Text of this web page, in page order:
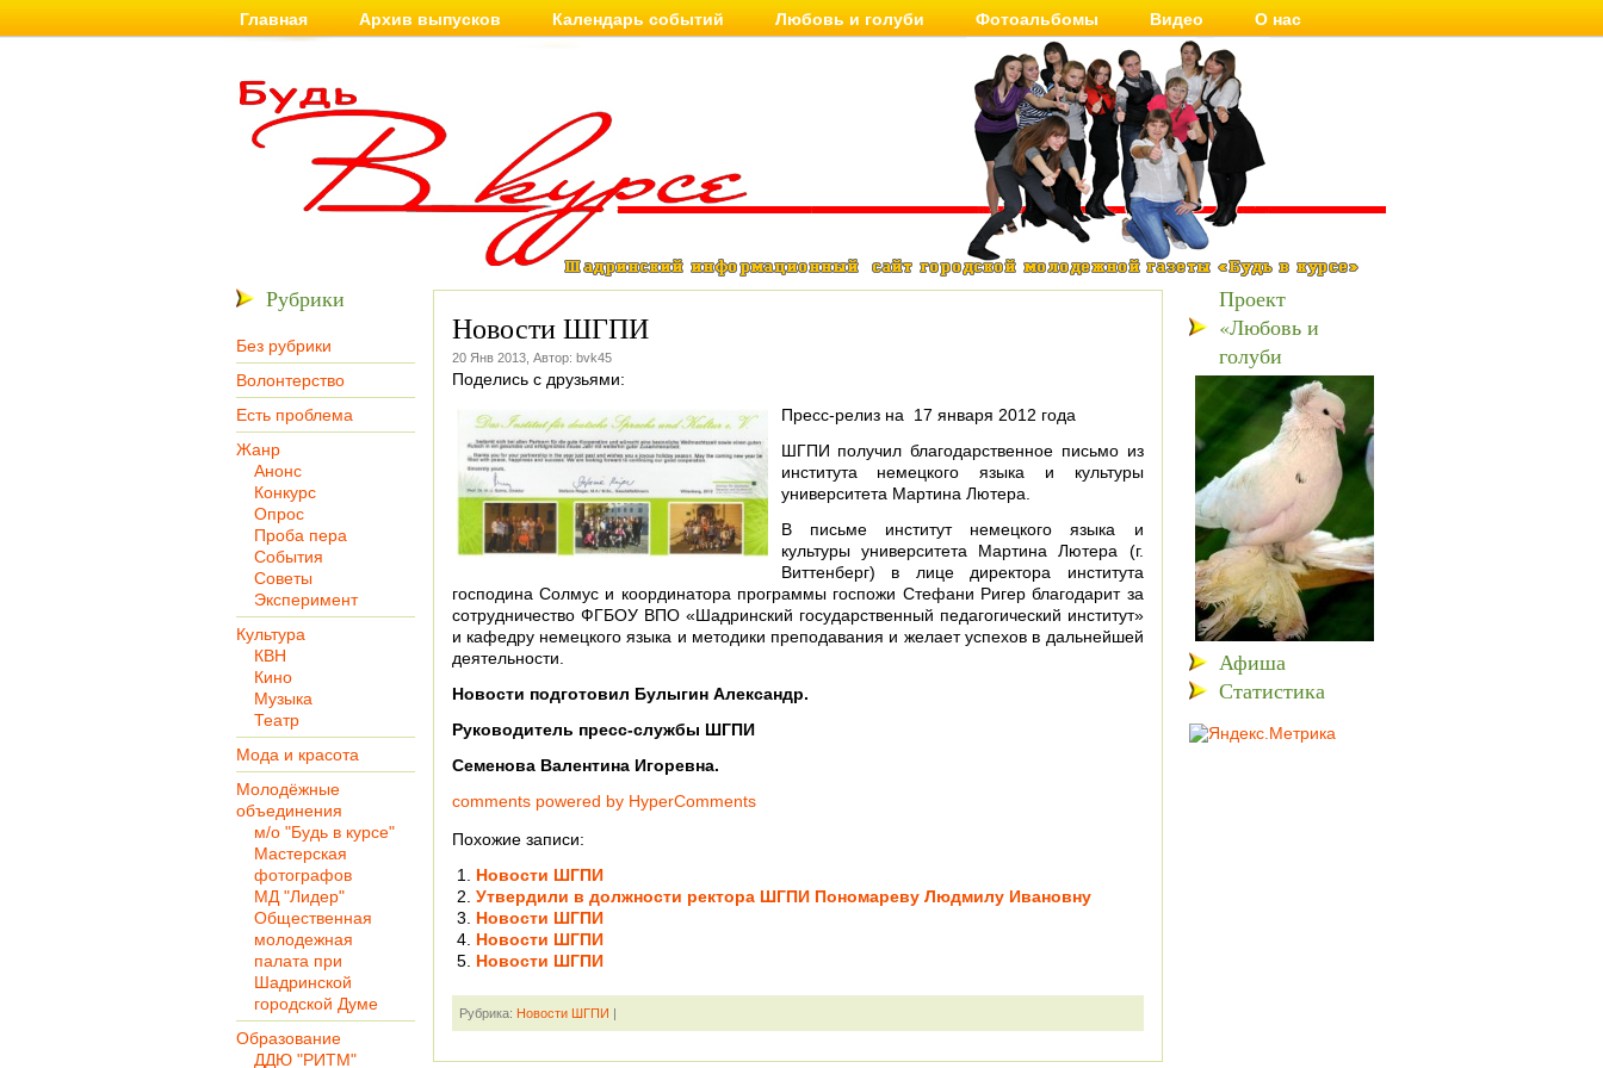
Главная Архив выпусков Календарь событий Любовь и голуби Фотоальбомы Видео О нас
Рубрики
Без рубрики
Волонтерство
Есть проблема
Жанр
Анонс
Конкурс
Опрос
Проба пера
События
Советы
Эксперимент
Культура
КВН
Кино
Музыка
Театр
Мода и красота
Молодёжные
объединения
м/о "Будь в курсе"
Мастерская
фотографов
МД "Лидер"
Общественная
молодежная
палата при
Шадринской
городской Думе
Образование
ДДЮ "РИТМ"
Новости ШГПИ
20 Янв 2013, Автор: bvk45
Поделись с друзьями:
Пресс-релиз на 17 января 2012 года
ШГПИ получил благодарственное письмо из
института немецкого языка и культуры
университета Мартина Лютера.
В письме институт немецкого языка и
культуры университета Мартина Лютера (г.
Виттенберг) в лице директора института
господина Солмус и координатора программы госпожи Стефани Ригер благодарит за
сотрудничество ФГБОУ ВПО «Шадринский государственный педагогический институт»
и кафедру немецкого языка и методики преподавания и желает успехов в дальнейшей
деятельности.
Новости подготовил Булыгин Александр.
Руководитель пресс-службы ШГПИ
Семенова Валентина Игоревна.
comments powered by HyperComments
Похожие записи:
Новости ШГПИ
Утвердили в должности ректора ШГПИ Пономареву Людмилу Ивановну
Новости ШГПИ
Новости ШГПИ
Новости ШГПИ
Рубрика: Новости ШГПИ
Проект
«Любовь и
голуби
Афиша
Статистика